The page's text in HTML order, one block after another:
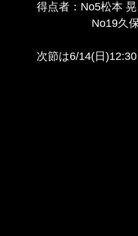
得点者：No5松本
No19久保
次節は6/14(日